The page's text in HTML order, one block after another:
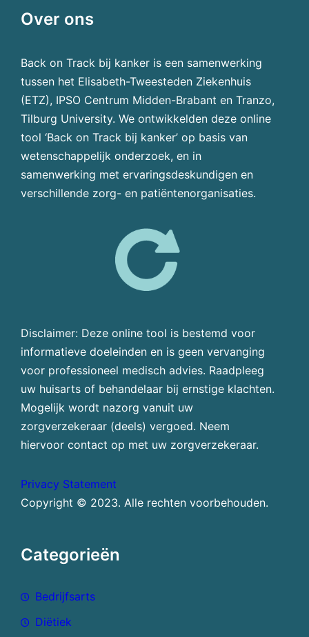
Over ons
Back on Track bij kanker is een samenwerking
tussen het Elisabeth-Tweesteden Ziekenhuis
(ETZ), IPSO Centrum Midden-Brabant en Tranzo,
Tilburg University. We ontwikkelden deze online
tool ‘Back on Track bij kanker’ op basis van
wetenschappelijk onderzoek, en in
samenwerking met ervaringsdeskundigen en
verschillende zorg- en patiëntenorganisaties.
Disclaimer: Deze online tool is bestemd voor
informatieve doeleinden en is geen vervanging
voor professioneel medisch advies. Raadpleeg
uw huisarts of behandelaar bij ernstige klachten.
Mogelijk wordt nazorg vanuit uw
zorgverzekeraar (deels) vergoed. Neem
hiervoor contact op met uw zorgverzekeraar.
Privacy Statement
Copyright © 2023. Alle rechten voorbehouden.
Categorieën
Bedrijfsarts
Diëtiek